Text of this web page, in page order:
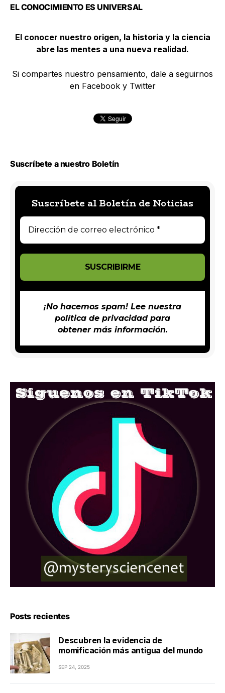
EL CONOCIMIENTO ES UNIVERSAL
El conocer nuestro origen, la historia y la ciencia
abre las mentes a una nueva realidad.
Si compartes nuestro pensamiento, dale a seguirnos
en Facebook y Twitter
Suscríbete a nuestro Boletín
Suscríbete al Boletín de Noticias
¡No hacemos spam! Lee nuestra
política de privacidadpara
obtener más información.
Posts recientes
Descubren la evidencia de
momificación más antigua del mundo
SEP 24, 2025